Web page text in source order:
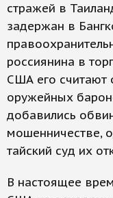
стражей в
задержан в
россиянина в
США его считают
оружейных
добавились
мошенничестве,
тайский суд их
В настоящее